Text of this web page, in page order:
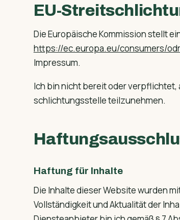
EU-
Die Europäische Kommission stellt
https://ec.europa.eu/consumers/
Impressum.
Ich bin nicht bereit oder
schlichtungsstelle teilzunehmen.
Haftung für Inhalte
Die Inhalte dieser Website wurden
Vollständigkeit und Aktualität der